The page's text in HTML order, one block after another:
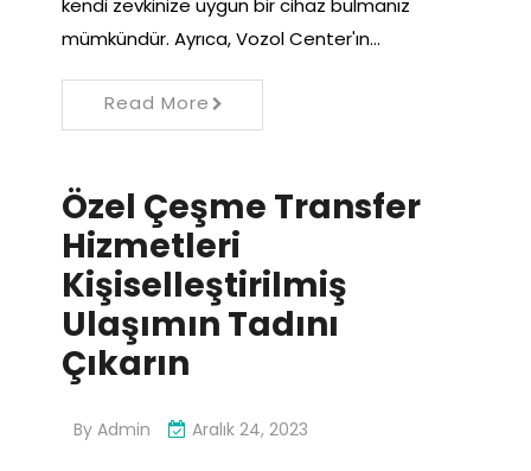
kendi zevkinize uygun bir cihaz bulmanız
mümkündür. Ayrıca, Vozol Center'ın…
Read More
Özel Çeşme Transfer
Hizmetleri
Kişiselleştirilmiş
Ulaşımın Tadını
Çıkarın
By Admin Aralık 24, 2023